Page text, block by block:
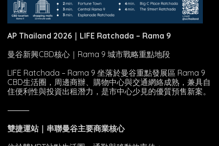
AP Thailand 2026｜LIFE Ratchada – Rama 9
曼谷新興CBD核心｜Rama 9 城市戰略重點地段
LIFE Ratchada – Rama 9 坐落於曼谷重點發展區 Rama 9
CBD生活圈，周邊商辦、購物中心與交通網絡成熟，兼具自
住便利性與投資出租潛力，是市中心少見的優質預售新案。
⸻
雙捷運站｜串聯曼谷主要商業核心